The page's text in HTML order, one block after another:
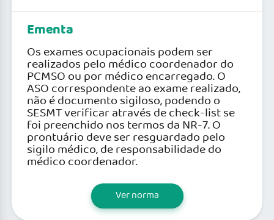
Ementa
Os exames ocupacionais podem ser
realizados pelo médico coordenador do
PCMSO ou por médico encarregado. O
ASO correspondente ao exame realizado,
não é documento sigiloso, podendo o
SESMT verificar através de check-list se
foi preenchido nos termos da NR-7. O
prontuário deve ser resguardado pelo
sigilo médico, de responsabilidade do
médico coordenador.
Ver norma